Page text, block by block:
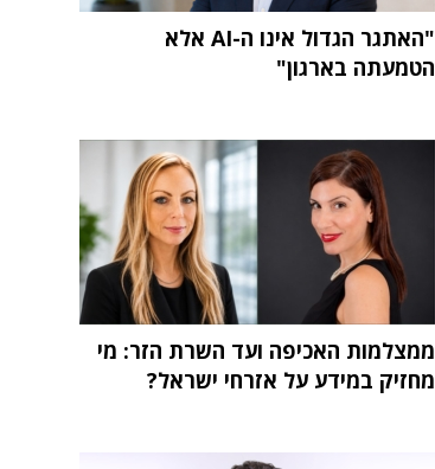
"האתגר הגדול אינו ה-AI אלא
הטמעתה בארגון"
ממצלמות האכיפה ועד השרת הזר: מי
מחזיק במידע על אזרחי ישראל?